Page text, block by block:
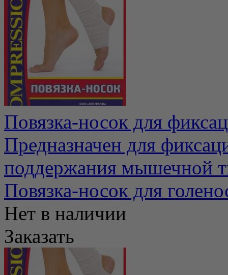
Повязка-носок для
Предназначен для
поддержания мышечной
Повязка-носок для
Нет в наличии
Заказать